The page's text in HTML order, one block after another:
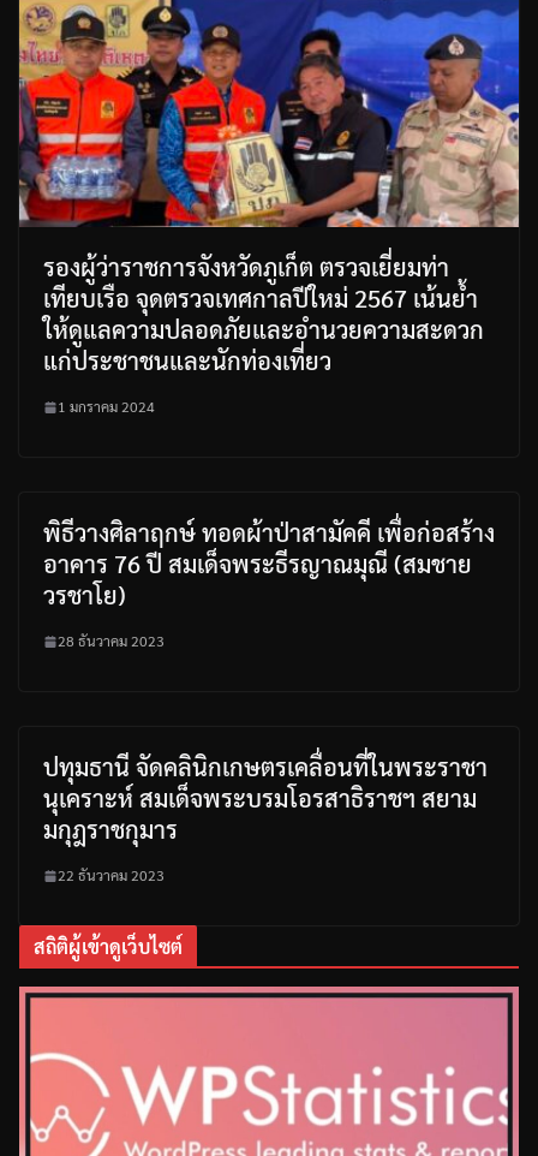
รองผู้ว่าราชการจังหวัดภูเก็ต ตรวจเยี่ยมท่า
เทียบเรือ จุดตรวจเทศกาลปีใหม่ 2567 เน้นย้ำ
ให้ดูแลความปลอดภัยและอำนวยความสะดวก
แก่ประชาชนและนักท่องเที่ยว
1 มกราคม 2024
พิธีวางศิลาฤกษ์ ทอดผ้าป่าสามัคคี เพื่อก่อสร้าง
อาคาร 76 ปี สมเด็จพระธีรญาณมุณี (สมชาย
วรชาโย)
28 ธันวาคม 2023
ปทุมธานี จัดคลินิกเกษตรเคลื่อนที่ในพระราชา
นุเคราะห์ สมเด็จพระบรมโอรสาธิราชฯ สยาม
มกุฎราชกุมาร
22 ธันวาคม 2023
สถิติผู้เข้าดูเว็บไซต์